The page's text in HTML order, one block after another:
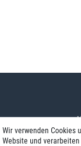
Wir verwenden Cookies
Website und